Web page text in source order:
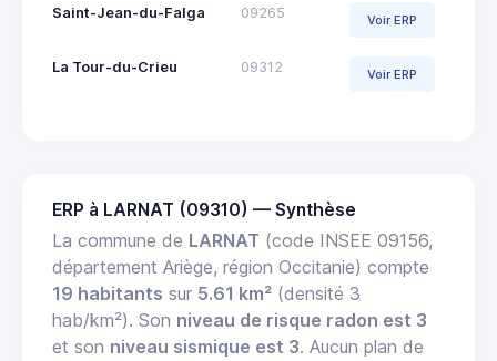
Saint-Jean-du-Falga 09265 Voir ERP
La Tour-du-Crieu 09312 Voir ERP
ERP à LARNAT (09310) — Synthèse
La commune de LARNAT (code INSEE 09156,
département Ariège, région Occitanie) compte
19 habitants sur 5.61 km² (densité 3
hab/km²). Son niveau de risque radon est 3
et son niveau sismique est 3. Aucun plan de